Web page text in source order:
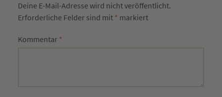
Deine E-Mail-Adresse wird nicht veröffentlicht.
Erforderliche Felder sind mit * markiert
Kommentar *